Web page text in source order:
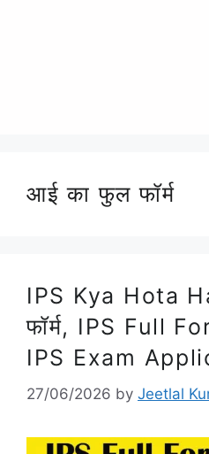
आई का फुल फॉर्म
IPS Kya Hota
फॉर्म, IPS Full
IPS Exam
27/06/2026 by Jeetlal